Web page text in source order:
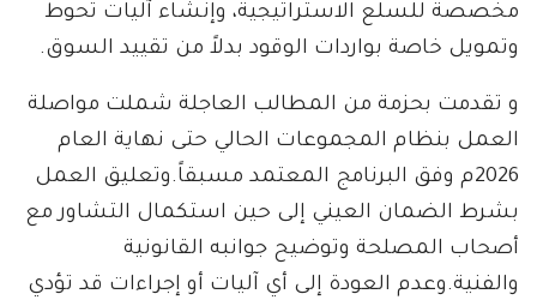
مخصصة للسلع الاستراتيجية، وإنشاء آليات تحوط
وتمويل خاصة بواردات الوقود بدلاً من تقييد السوق.
و تقدمت بحزمة من المطالب العاجلة شملت مواصلة
العمل بنظام المجموعات الحالي حتى نهاية العام
2026م وفق البرنامج المعتمد مسبقاً.وتعليق العمل
بشرط الضمان العيني إلى حين استكمال التشاور مع
أصحاب المصلحة وتوضيح جوانبه القانونية
والفنية.وعدم العودة إلى أي آليات أو إجراءات قد تؤدي